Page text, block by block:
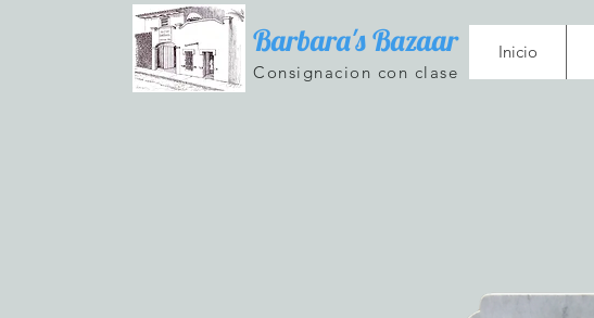
Barbara's Bazaar
Consignacion con clase
Inicio